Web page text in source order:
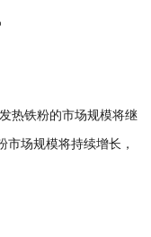
铁粉的市场规模将继
场规模将持续增长，